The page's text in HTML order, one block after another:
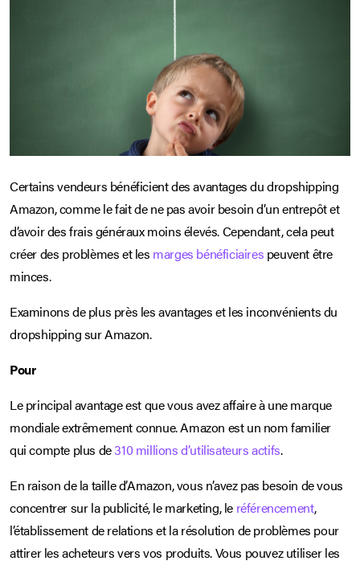
Certains vendeurs bénéficient des avantages du dropshipping
Amazon, comme le fait de ne pas avoir besoin d’un entrepôt et
d’avoir des frais généraux moins élevés. Cependant, cela peut
créer des problèmes et les marges bénéficiaires peuvent être
minces.
Examinons de plus près les avantages et les inconvénients du
dropshipping sur Amazon.
Pour
Le principal avantage est que vous avez affaire à une marque
mondiale extrêmement connue. Amazon est un nom familier
qui compte plus de310 millions d’utilisateurs actifs.
En raison de la taille d’Amazon, vous n’avez pas besoin de vous
concentrer sur la publicité, le marketing, le référencement,
l’établissement de relations et la résolution de problèmes pour
attirer les acheteurs vers vos produits. Vous pouvez utiliser les